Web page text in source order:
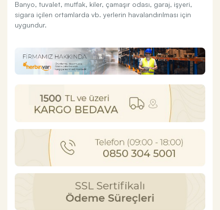
Banyo, tuvalet, mutfak, kiler, çamaşır odası, garaj, işyeri,
sigara içilen ortamlarda vb. yerlerin havalandırılması için
uygundur.